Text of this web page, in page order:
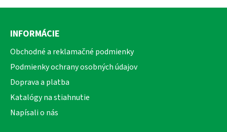
Z
INFORMÁCIE
Obchodné a reklamačné podmienky
Podmienky ochrany osobných údajov
Doprava a platba
Katalógy na stiahnutie
Napísali o nás